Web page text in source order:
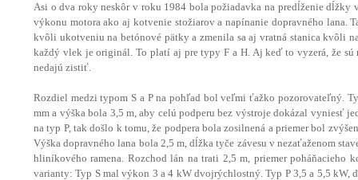
Asi o dva roky neskôr v roku 1984 bola požiadavka na predĺženie dĺžky
výkonu motora ako aj kotvenie stožiarov a napínanie dopravného lana.
kvôli ukotveniu na betónové pätky a zmenila sa aj vratná stanica kvôli
každý vlek je originál. To platí aj pre typy F a H. Aj keď to vyzerá, že
nedajú zistiť.
Rozdiel medzi typom S a P na pohľad bol veľmi ťažko pozorovateľný.
mm a výška bola 3,5 m, aby celú podperu bez výstroje dokázal vyniesť
na typ P, tak došlo k tomu, že podpera bola zosilnená a priemer bol
Výška dopravného lana bola 2,5 m, dĺžka tyče závesu v nezaťaženom
hliníkového ramena. Rozchod lán na trati 2,5 m, priemer poháňacieho
varianty: Typ S mal výkon 3 a 4 kW dvojrýchlostný. Typ P 3,5 a 5,5 kW,